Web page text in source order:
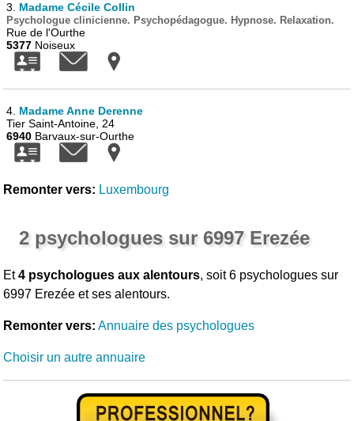
3. Madame Cécile Collin
Psychologue clinicienne. Psychopédagogue. Hypnose. Relaxation.
Rue de l'Ourthe
5377 Noiseux
4. Madame Anne Derenne
Tier Saint-Antoine, 24
6940 Barvaux-sur-Ourthe
Remonter vers: Luxembourg
2 psychologues sur 6997 Erezée
Et4 psychologues aux alentours, soit 6 psychologues sur
6997 Erezée et ses alentours.
Remonter vers: Annuaire des psychologues
Choisir un autre annuaire